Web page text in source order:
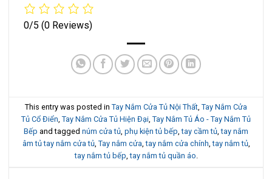
0/5 (0 Reviews)
This entry was posted in Tay Nắm Cửa Tủ Nội Thất, Tay Nắm Cửa
Tủ Cổ Điển, Tay Nắm Cửa Tủ Hiện Đại, Tay Nắm Tủ Áo - Tay Nắm Tủ
Bếp and tagged núm cửa tủ, phụ kiện tủ bếp,tay cầm tủ,tay nắm
âm tủ tay nắm cửa tủ, Tay nắm cửa,tay nắm cửa chính,tay nắm tủ,
tay nắm tủ bếp,tay nắm tủ quần áo.